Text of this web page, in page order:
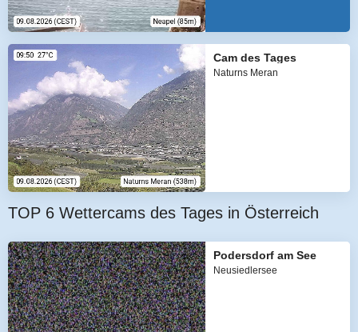
Cam des Tages
Naturns Meran
TOP 6 Wettercams des Tages in Österreich
Podersdorf am See
Neusiedlersee